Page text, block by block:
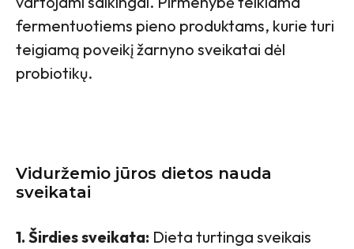
fermentuotiems pieno produktams, kurie turi
teigiamą poveikį žarnyno sveikatai dėl
probiotikų.
Viduržemio jūros dietos nauda
sveikatai
1. Širdies sveikata: Dieta turtinga sveikais